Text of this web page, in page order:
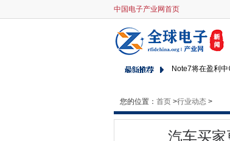
中国电子产业网首页
汽车买家更愿意
您的下一个福特
AWS继续发电亚
Note7将在盈利
IOD报告说，政府
健康和社会护理
Matt Hancock说
您的位置： 首页 >行业动态 >
汽车买家